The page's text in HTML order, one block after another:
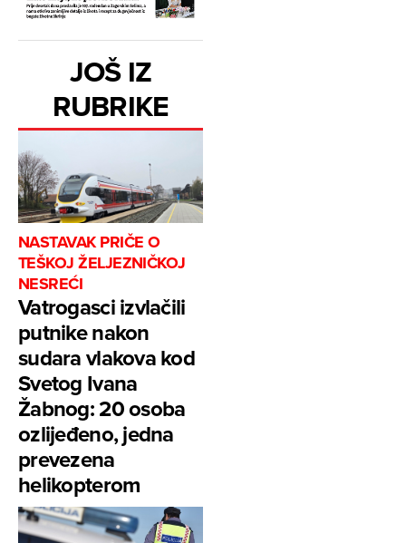
JOŠ IZ
RUBRIKE
NASTAVAK PRIČE O
TEŠKOJ ŽELJEZNIČKOJ
NESREĆI
Vatrogasci izvlačili
putnike nakon
sudara vlakova kod
Svetog Ivana
Žabnog: 20 osoba
ozlijeđeno, jedna
prevezena
helikopterom